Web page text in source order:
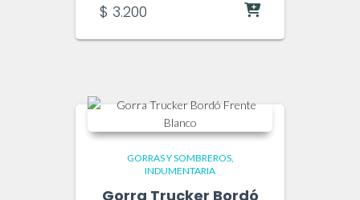
$ 3.200
GORRAS Y SOMBREROS
INDUMENTARIA
Gorra Trucker Bordó